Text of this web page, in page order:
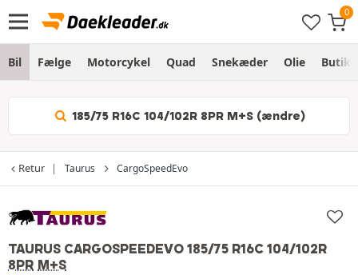
Bil Fælge Motorcykel Quad Snekæder Olie Butik
185/75 R16C 104/102R 8PR M+S (ændre)
Retur Taurus CargoSpeedEvo
TAURUS CARGOSPEEDEVO 185/75 R16C 104/102R
8PR M+S